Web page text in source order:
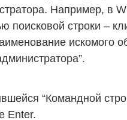
Например, в
поисковой строки –
искомого
“Командной
Enter.